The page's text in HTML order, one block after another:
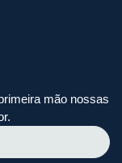
mão nossas